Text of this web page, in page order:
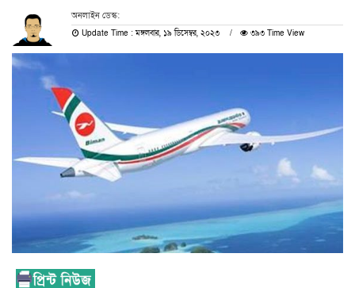
অনলাইন ডেস্ক:
Update Time : মঙ্গলবার, ১৯ ডিসেম্বর, ২০২৩ ৩৯৩ Time View